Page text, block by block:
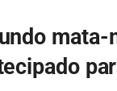
mata-